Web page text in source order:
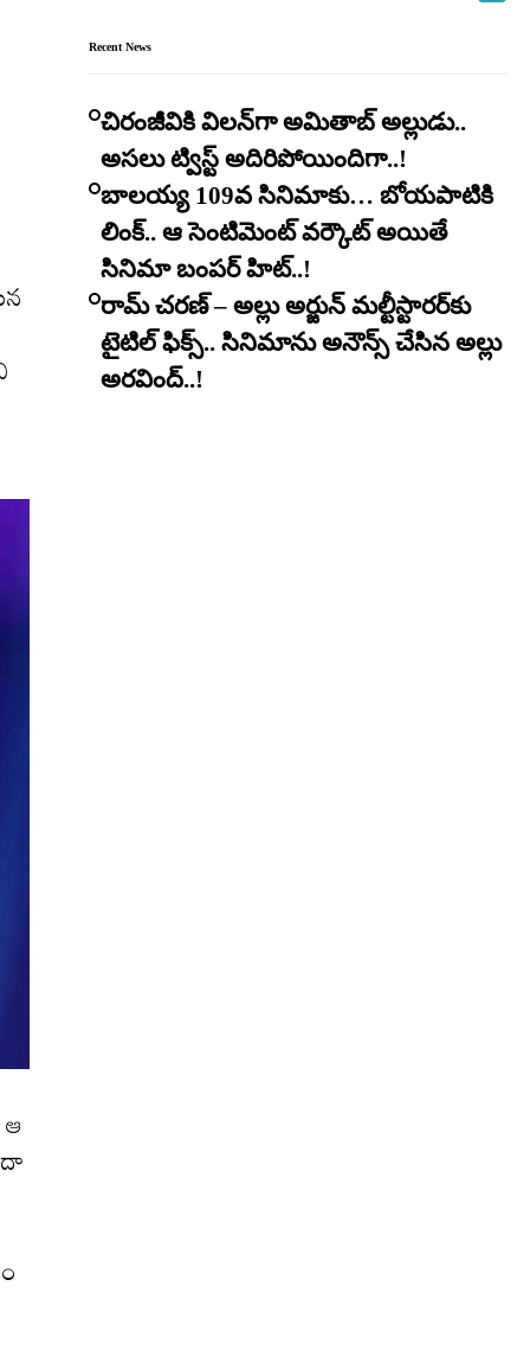
Recent News
చిరంజీవికి విలన్‌గా అమితాబ్ అల్లుడు..
అసలు ట్విస్ట్ అదిరిపోయిందిగా..!
బాలయ్య 109వ సినిమాకు… బోయపాటికి
లింక్.. ఆ సెంటిమెంట్ వర్కౌట్ అయితే
సినిమా బంపర్ హిట్..!
రామ్ చరణ్ – అల్లు అర్జున్ మల్టీస్టారర్​కు
టైటిల్ ఫిక్స్.. సినిమాను అనౌన్స్ చేసిన అల్లు
అరవింద్..!